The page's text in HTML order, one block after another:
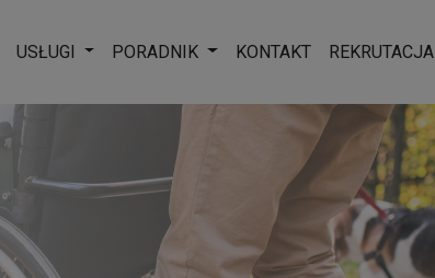
USŁUGI Rozwiń menu
PORADNIK Rozwiń menu
KONTAKT REKRUTACJA